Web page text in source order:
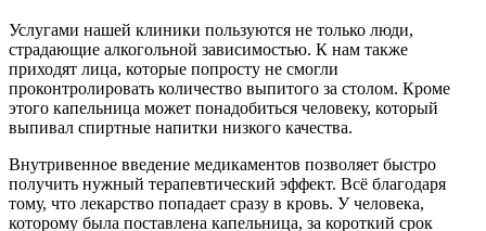
Услугами нашей клиники пользуются не только люди,
страдающие алкогольной зависимостью. К нам также
приходят лица, которые попросту не смогли
проконтролировать количество выпитого за столом. Кроме
этого капельница может понадобиться человеку, который
выпивал спиртные напитки низкого качества.
Внутривенное введение медикаментов позволяет быстро
получить нужный терапевтический эффект. Всё благодаря
тому, что лекарство попадает сразу в кровь. У человека,
которому была поставлена капельница, за короткий срок